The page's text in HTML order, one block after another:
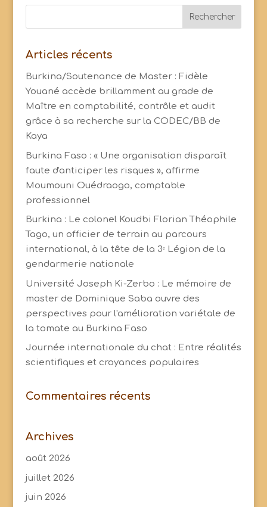
Articles récents
Burkina/Soutenance de Master : Fidèle
Youané accède brillamment au grade de
Maître en comptabilité, contrôle et audit
grâce à sa recherche sur la CODEC/BB de
Kaya
Burkina Faso : « Une organisation disparaît
faute d'anticiper les risques », affirme
Moumouni Ouédraogo, comptable
professionnel
Burkina : Le colonel Koudbi Florian Théophile
Tago, un officier de terrain au parcours
international, à la tête de la 3ᵉ Légion de la
gendarmerie nationale
Université Joseph Ki-Zerbo : Le mémoire de
master de Dominique Saba ouvre des
perspectives pour l'amélioration variétale de
la tomate au Burkina Faso
Journée internationale du chat : Entre réalités
scientifiques et croyances populaires
Commentaires récents
Archives
août 2026
juillet 2026
juin 2026